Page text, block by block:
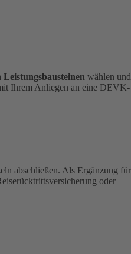
Leistungsbausteinen wählen und
Ihrem Anliegen an eine DEVK-
abschließen. Als Ergänzung für
oder